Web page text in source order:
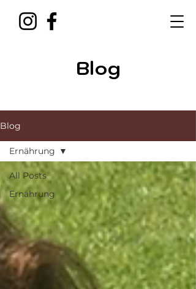
Blog
Blog
All Posts
Ernährung
Ernährung